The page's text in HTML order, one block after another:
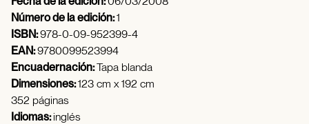
Número de la edición:1
ISBN:978-0-09-952399-4
EAN:9780099523994
Encuadernación:Tapa blanda
Dimensiones:123 cm x 192 cm
352 páginas
Idiomas:inglés